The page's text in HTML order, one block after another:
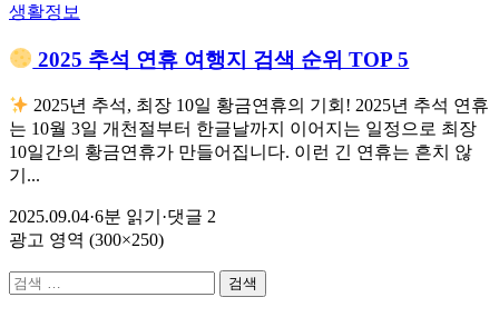
생활정보
2025 추석 연휴 여행지 검색 순위 TOP 5
2025년 추석, 최장 10일 황금연휴의 기회! 2025년 추석 연휴
는 10월 3일 개천절부터 한글날까지 이어지는 일정으로 최장
10일간의 황금연휴가 만들어집니다. 이런 긴 연휴는 흔치 않
기...
2025.09.04·6분 읽기 ·댓글 2
광고 영역 (300×250)
검